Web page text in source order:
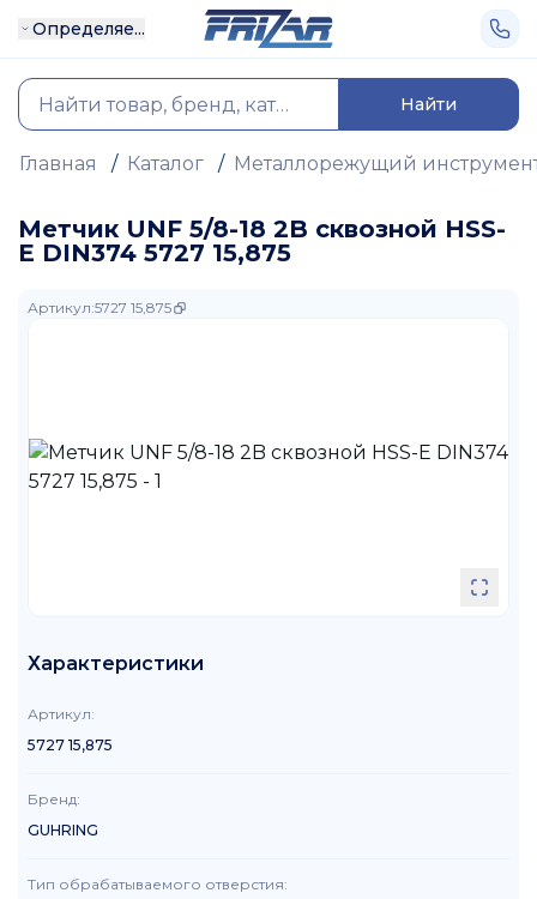
Определяе...
Найти
Главная / Каталог / Металлорежущий
Метчик UNF 5/8-18 2B сквозной HSS-
E DIN374 5727 15,875
Артикул:5727 15,875
Характеристики
Артикул:
5727 15,875
Бренд:
GUHRING
Тип обрабатываемого отверстия: